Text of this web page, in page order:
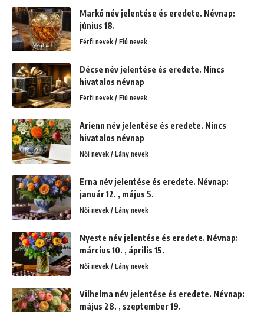
Markó név jelentése és eredete. Névnap:
június 18.
Férfi nevek / Fiú nevek
Décse név jelentése és eredete. Nincs
hivatalos névnap
Férfi nevek / Fiú nevek
Arienn név jelentése és eredete. Nincs
hivatalos névnap
Női nevek / Lány nevek
Erna név jelentése és eredete. Névnap:
január 12. , május 5.
Női nevek / Lány nevek
Nyeste név jelentése és eredete. Névnap:
március 10. , április 15.
Női nevek / Lány nevek
Vilhelma név jelentése és eredete. Névnap:
május 28. , szeptember 19.